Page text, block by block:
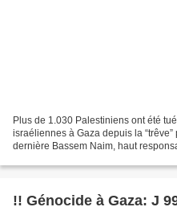
Plus de 1.030 Palestiniens ont été
israéliennes à Gaza depuis la
dernière Bassem Naim, haut
!! Génocide à Gaza: J